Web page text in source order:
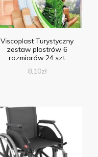
Viscoplast Turystyczny
zestaw plastrów 6
rozmiarów 24 szt
8,10zł